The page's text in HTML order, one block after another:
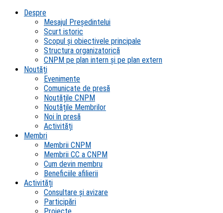
Despre
Mesajul Președintelui
Scurt istoric
Scopul şi obiectivele principale
Structura organizatorică
CNPM pe plan intern şi pe plan extern
Noutăți
Evenimente
Comunicate de presă
Noutățile CNPM
Noutățile Membrilor
Noi în presă
Activități
Membri
Membrii CNPM
Membrii CC a CNPM
Cum devin membru
Beneficiile afilierii
Activități
Consultare și avizare
Participări